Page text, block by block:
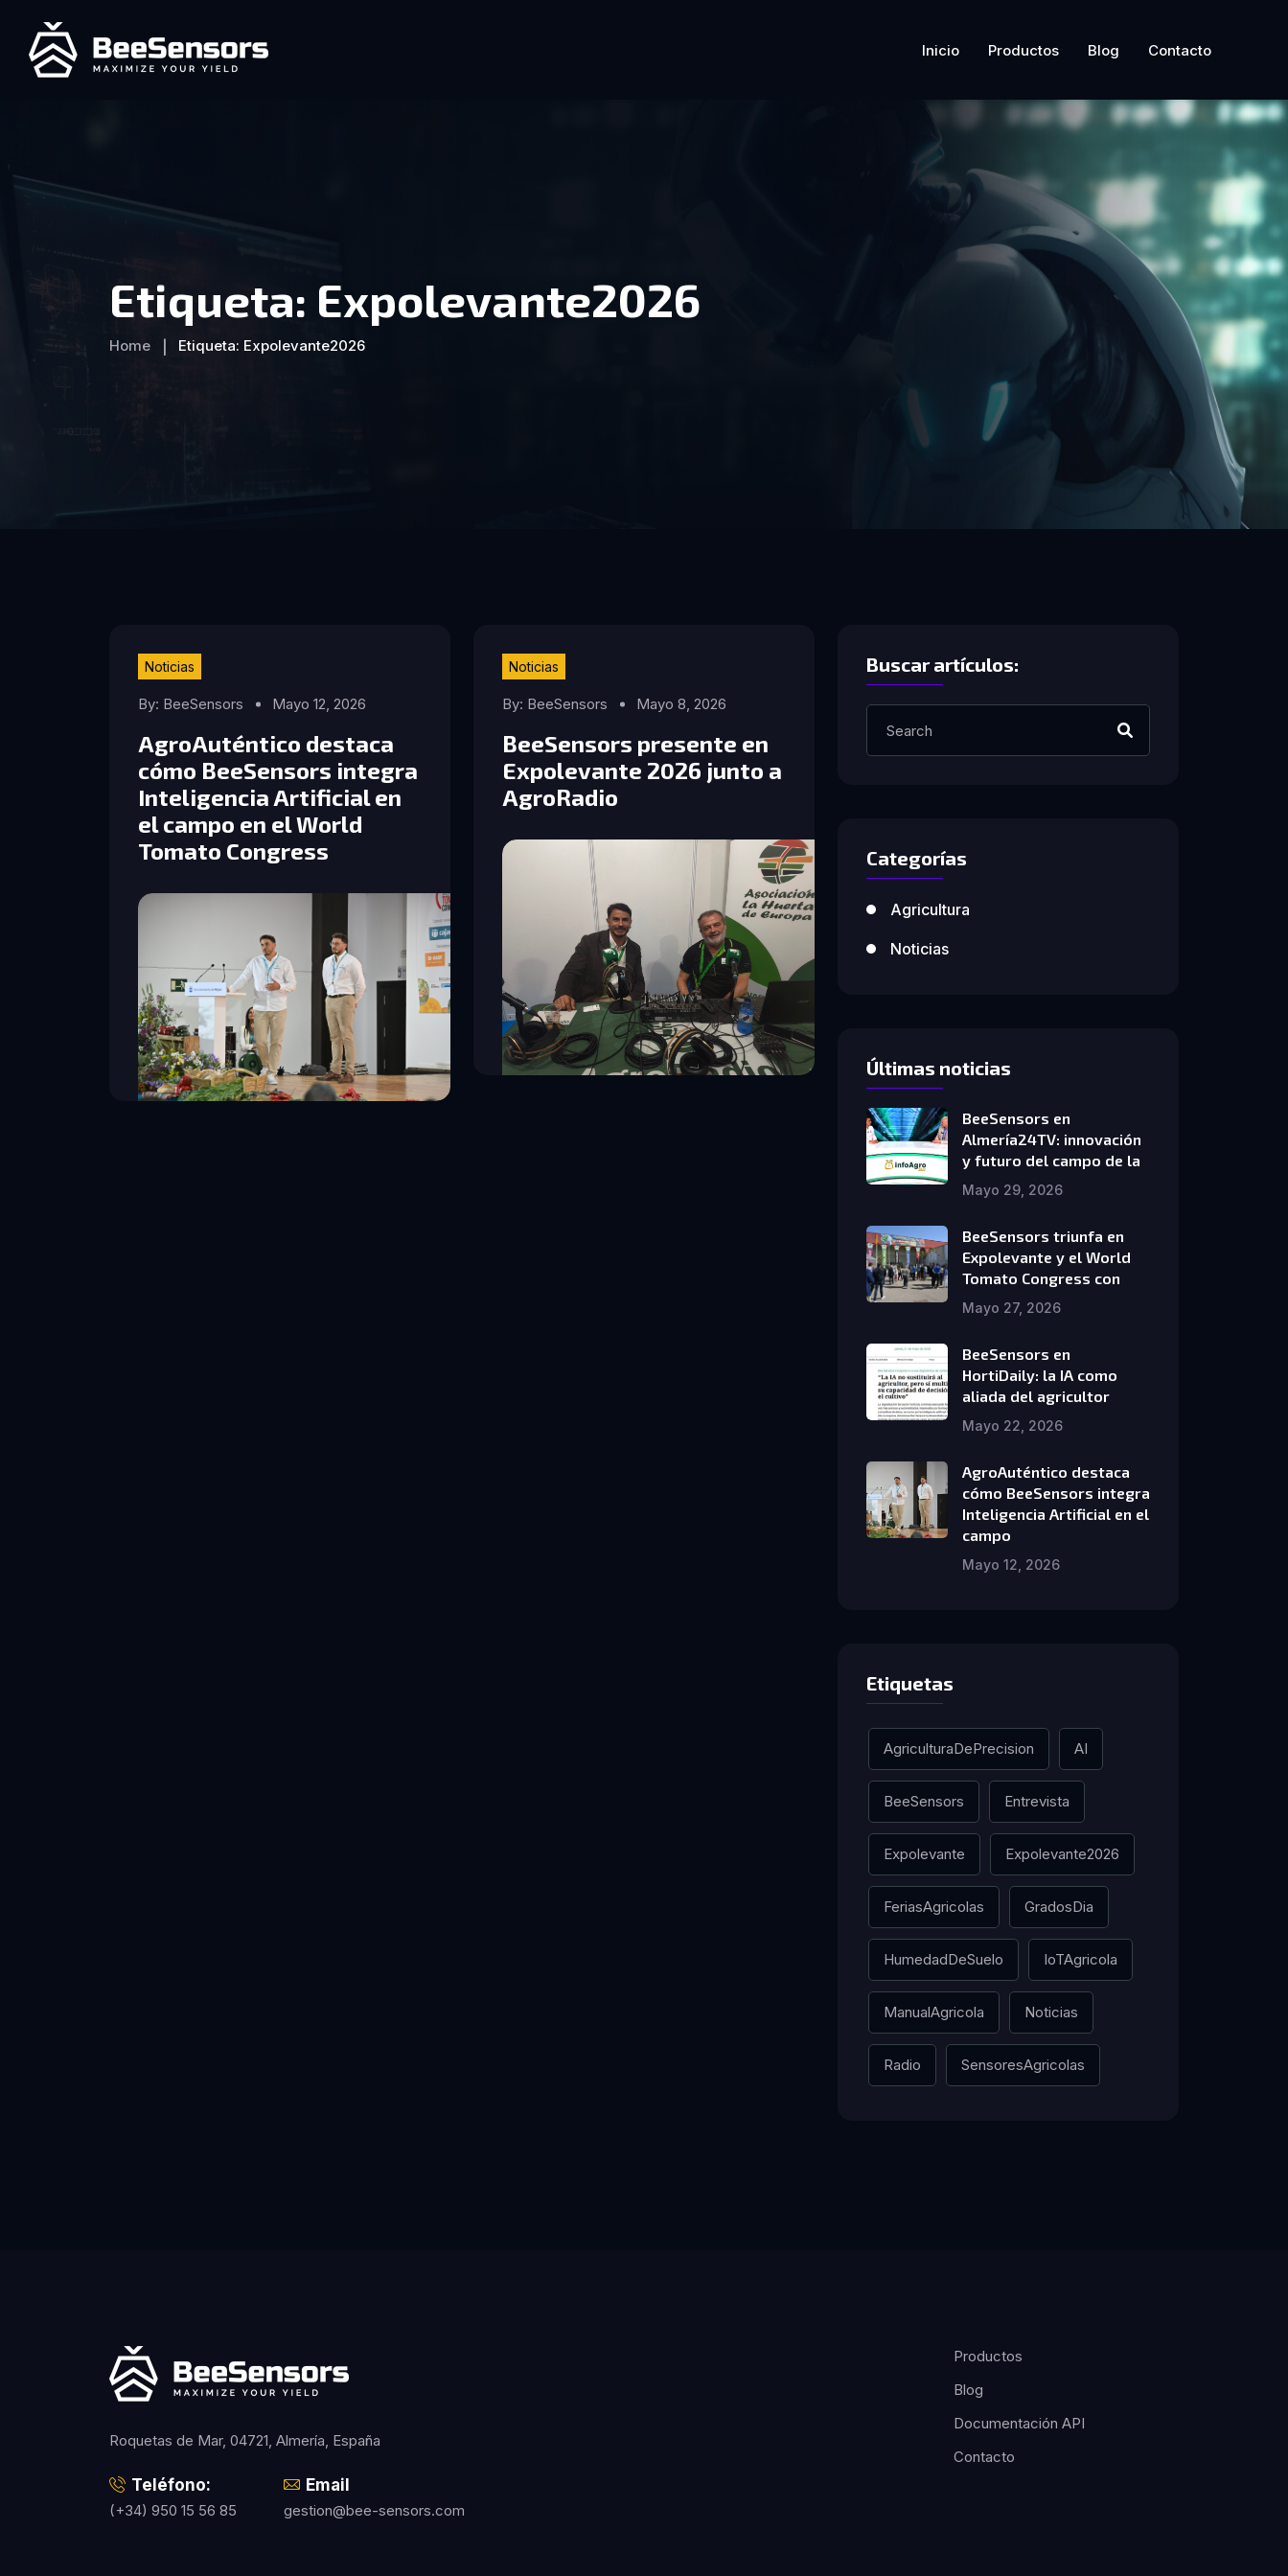
Inicio Productos Blog Contacto
Etiqueta: Expolevante2026
Home Etiqueta: Expolevante2026
Noticias
By: BeeSensors Mayo 12, 2026
AgroAuténtico destaca
cómo BeeSensors integra
Inteligencia Artificial en
el campo en el World
Tomato Congress
Noticias
By: BeeSensors Mayo 8, 2026
BeeSensors presente en
Expolevante 2026 junto a
AgroRadio
Buscar artículos:
Categorías
Agricultura
Noticias
Últimas noticias
BeeSensors en
Almería24TV: innovación
y futuro del campo de la
Mayo 29, 2026
BeeSensors triunfa en
Expolevante y el World
Tomato Congress con
Mayo 27, 2026
BeeSensors en
HortiDaily: la IA como
aliada del agricultor
Mayo 22, 2026
AgroAuténtico destaca
cómo BeeSensors integra
Inteligencia Artificial en el
campo
Mayo 12, 2026
Etiquetas
AgriculturaDePrecision AI
BeeSensors Entrevista
Expolevante Expolevante2026
FeriasAgricolas GradosDia
HumedadDeSuelo IoTAgricola
ManualAgricola Noticias
Radio SensoresAgricolas
Roquetas de Mar, 04721, Almería, España
Teléfono:
(+34) 950 15 56 85
Email
gestion@bee-sensors.com
Productos
Blog
Documentación API
Contacto